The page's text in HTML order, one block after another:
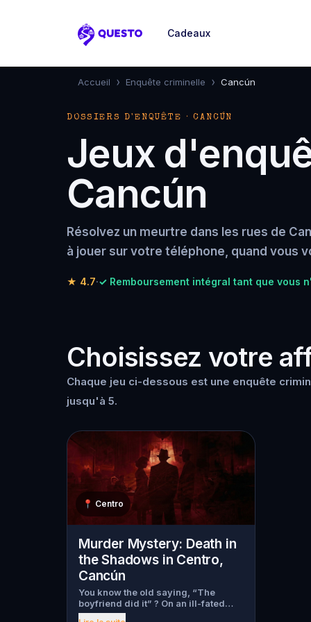
Questo
Cadeaux
Accueil › Enquête criminelle › Cancún
DOSSIERS D'ENQUÊTE · CANCÚN
Jeux
Cancún
Résolvez un meurtre dans les rues de
à jouer sur votre téléphone, quand vous
★ 4.7·✓ Remboursement intégral tant que vous
Choisissez votre
Chaque jeu ci-dessous est une enquête
jusqu'à 5.
📍 Centro
Murder Mystery: Death in
the Shadows in Centro,
Cancún
You know the old saying, “The
boyfriend did it” ? On an ill-fated
night, love goes terribly wrong for